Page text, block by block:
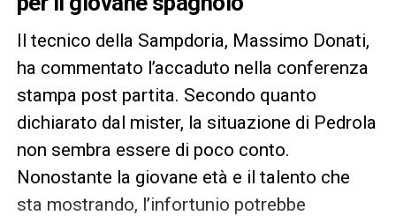
Il tecnico della Sampdoria, Massimo Donati,
ha commentato l’accaduto nella conferenza
stampa post partita. Secondo quanto
dichiarato dal mister, la situazione di Pedrola
non sembra essere di poco conto.
Nonostante la giovane età e il talento che
sta mostrando, l’infortunio potrebbe